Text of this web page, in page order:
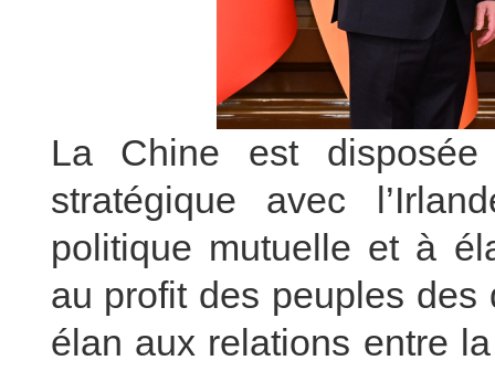
La Chine est
stratégique avec
politique mutuelle et à
au profit des peuples
élan aux relations entre